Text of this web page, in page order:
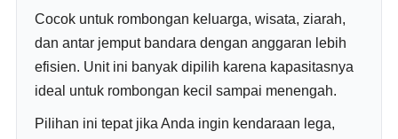
Cocok untuk rombongan keluarga, wisata, ziarah,
dan antar jemput bandara dengan anggaran lebih
efisien. Unit ini banyak dipilih karena kapasitasnya
ideal untuk rombongan kecil sampai menengah.
Pilihan ini tepat jika Anda ingin kendaraan lega,